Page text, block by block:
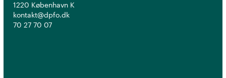
1220 København K
kontakt@dpfo.dk
70 27 70 07